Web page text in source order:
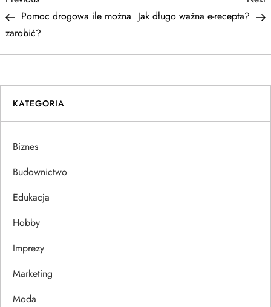
a
w
i
g
a
c
a
w
p
Post Pomoc drogowa ile można
zarobić?
Jak długo ważna e-recepta?
KATEGORIA
Biznes
Budownictwo
Edukacja
Hobby
Imprezy
Marketing
Moda